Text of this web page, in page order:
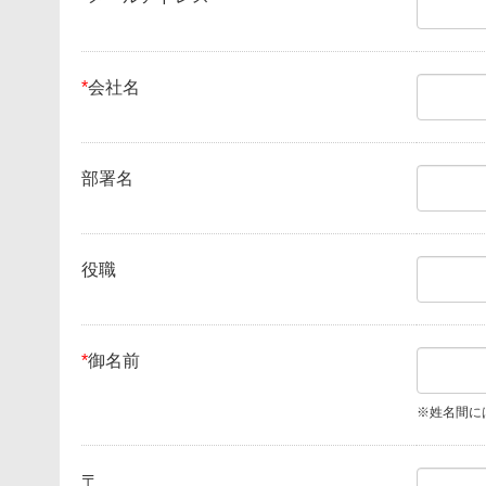
*会社名
部署名
役職
*御名前
※姓名間に
〒